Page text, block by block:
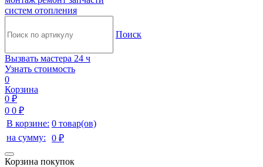
систем отопления
Поиск
Вызвать мастера 24 ч
Узнать стоимость
0
Корзина
0 ₽
0 0 ₽
В корзине: 0 товар(ов)
на сумму:
0 ₽
Корзина покупок